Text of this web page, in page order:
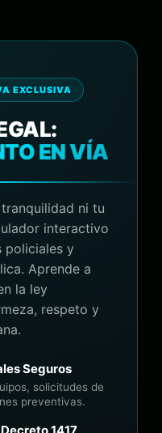
EXCLUSIVA
EN VÍA
ni tu
interactivo
policiales y
Aprende a
la ley
respeto y
Seguros
solicitudes de
preventivas.